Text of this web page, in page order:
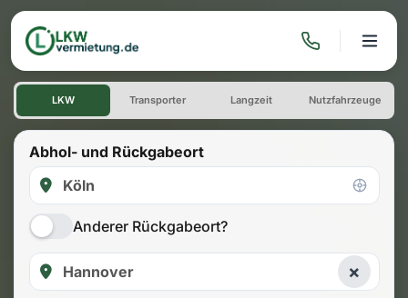
LKW mieten: Einwegmiete
LKW Transporter Langzeit Nutzfahrzeuge
Abhol- und Rückgabeort
Anderer Rückgabeort?
×